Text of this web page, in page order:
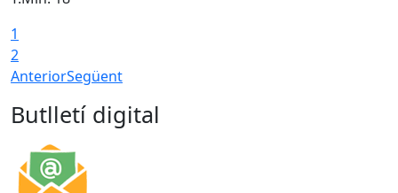
1
2
AnteriorSegüent
Butlletí digital